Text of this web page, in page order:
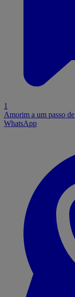
1
Amorim a um passo
WhatsApp